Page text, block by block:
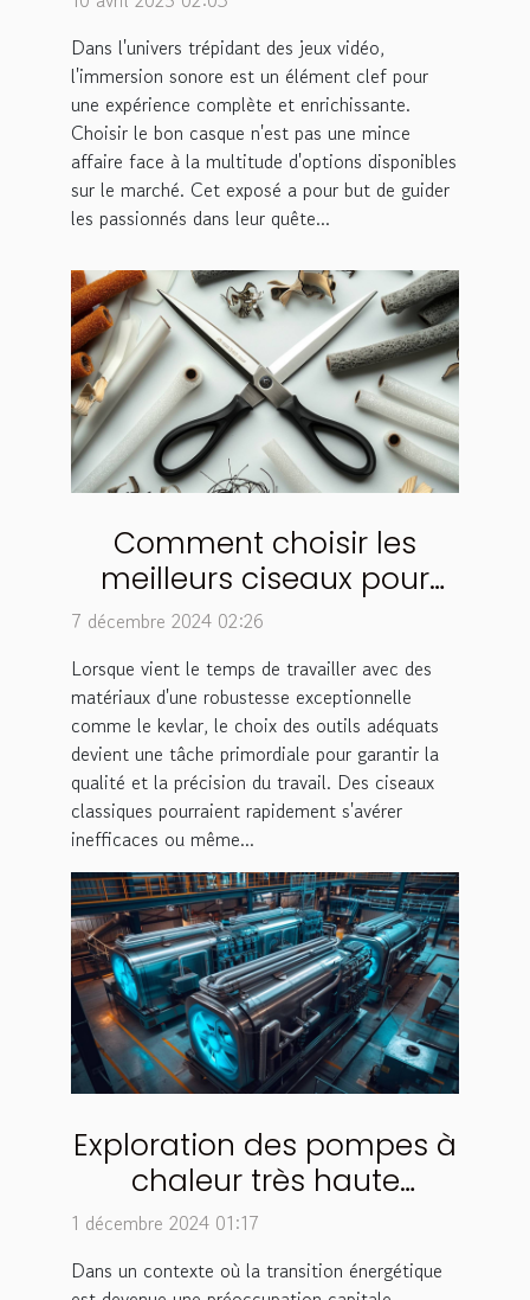
utilisateurs
Dans l'univers trépidant des jeux vidéo,
l'immersion sonore est un élément clef pour
une expérience complète et enrichissante.
Choisir le bon casque n'est pas une mince
affaire face à la multitude d'options disponibles
sur le marché. Cet exposé a pour but de guider
les passionnés dans leur quête...
Comment choisir les
meilleurs ciseaux pour
couper le kevlar et autres
matériaux résistants
7 décembre 2024 02:26
Lorsque vient le temps de travailler avec des
matériaux d'une robustesse exceptionnelle
comme le kevlar, le choix des outils adéquats
devient une tâche primordiale pour garantir la
qualité et la précision du travail. Des ciseaux
classiques pourraient rapidement s'avérer
inefficaces ou même...
Exploration des pompes à
chaleur très haute
température pour une
1 décembre 2024 01:17
Dans un contexte où la transition énergétique